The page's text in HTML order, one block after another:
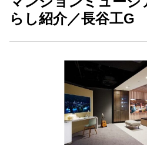
らし紹介／長谷工G